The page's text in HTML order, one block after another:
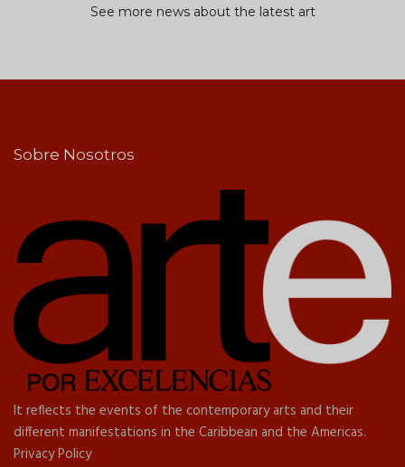
See more news about the latest art
Sobre Nosotros
It reflects the events of the contemporary arts and their
different manifestations in the Caribbean and the Americas.
Privacy Policy